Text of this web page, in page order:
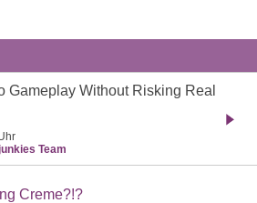
Gameplay Without Risking Real
Team
Creme?!?